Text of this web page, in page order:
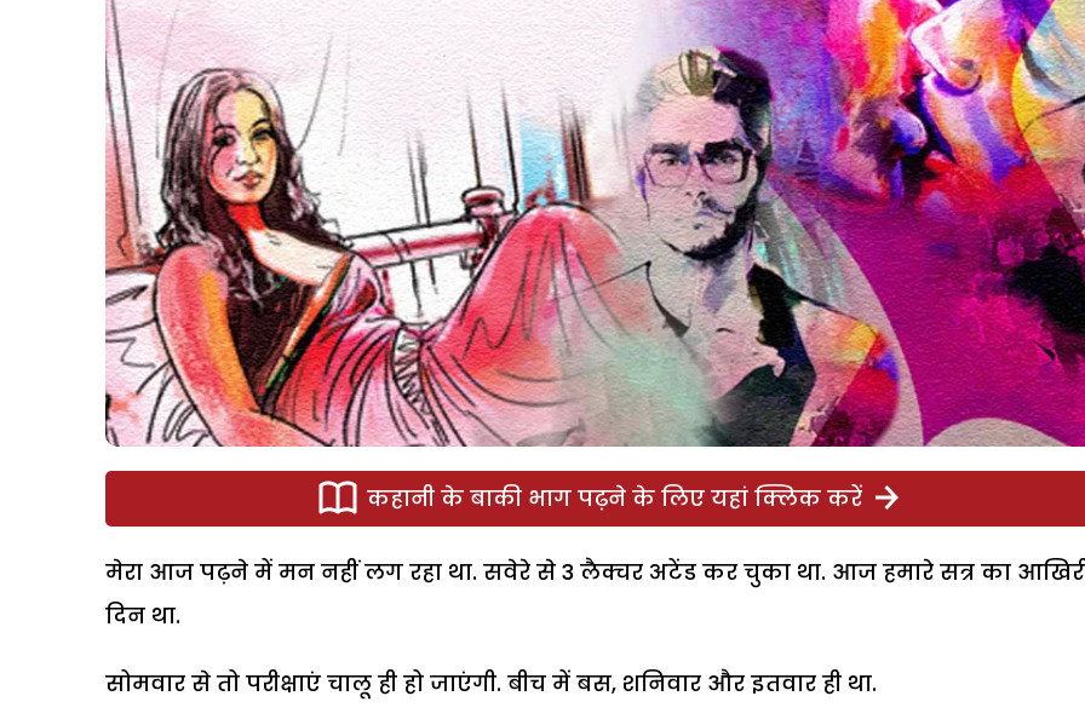
कहानी के बाकी भाग पढ़ने के लिए यहां क्लिक करें
मेरा आज पढ़ने में मन नहीं लग रहा था. सवेरे से 3 लैक्चर अटेंड कर चुका था. आज हमारे सत्र का
दिन था.
सोमवार से तो परीक्षाएं चालू ही हो जाएंगी. बीच में बस, शनिवार और इतवार ही था.